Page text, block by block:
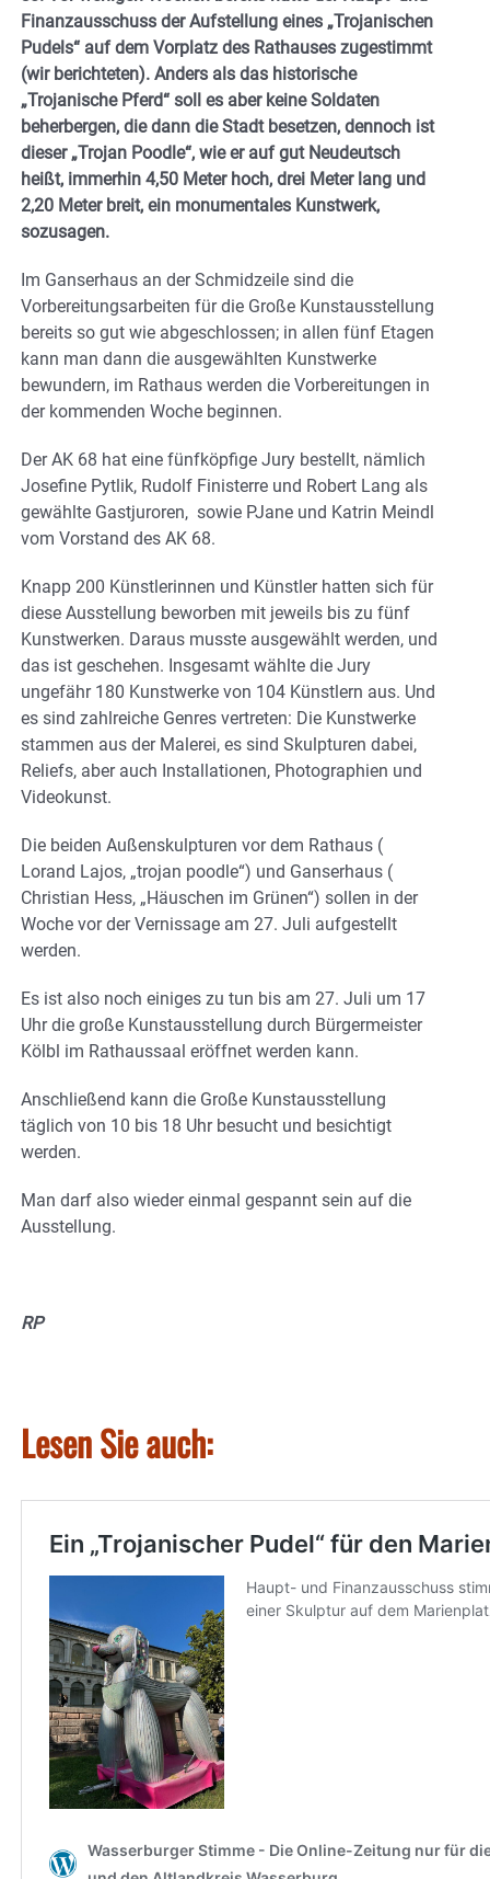
Finanzausschuss der Aufstellung eines „Trojanischen
Pudels“ auf dem Vorplatz des Rathauses zugestimmt
(wir berichteten). Anders als das historische
„Trojanische Pferd“ soll es aber keine Soldaten
beherbergen, die dann die Stadt besetzen, dennoch ist
dieser „Trojan Poodle“, wie er auf gut Neudeutsch
heißt, immerhin 4,50 Meter hoch, drei Meter lang und
2,20 Meter breit, ein monumentales Kunstwerk,
sozusagen.
Im Ganserhaus an der Schmidzeile sind die
Vorbereitungsarbeiten für die Große Kunstausstellung
bereits so gut wie abgeschlossen; in allen fünf Etagen
kann man dann die ausgewählten Kunstwerke
bewundern, im Rathaus werden die Vorbereitungen in
der kommenden Woche beginnen.
Der AK 68 hat eine fünfköpfige Jury bestellt, nämlich
Josefine Pytlik, Rudolf Finisterre und Robert Lang als
gewählte Gastjuroren, sowie PJane und Katrin Meindl
vom Vorstand des AK 68.
Knapp 200 Künstlerinnen und Künstler hatten sich für
diese Ausstellung beworben mit jeweils bis zu fünf
Kunstwerken. Daraus musste ausgewählt werden, und
das ist geschehen. Insgesamt wählte die Jury
ungefähr 180 Kunstwerke von 104 Künstlern aus. Und
es sind zahlreiche Genres vertreten: Die Kunstwerke
stammen aus der Malerei, es sind Skulpturen dabei,
Reliefs, aber auch Installationen, Photographien und
Videokunst.
Die beiden Außenskulpturen vor dem Rathaus (
Lorand Lajos, „trojan poodle“) und Ganserhaus (
Christian Hess, „Häuschen im Grünen“) sollen in der
Woche vor der Vernissage am 27. Juli aufgestellt
werden.
Es ist also noch einiges zu tun bis am 27. Juli um 17
Uhr die große Kunstausstellung durch Bürgermeister
Kölbl im Rathaussaal eröffnet werden kann.
Anschließend kann die Große Kunstausstellung
täglich von 10 bis 18 Uhr besucht und besichtigt
werden.
Man darf also wieder einmal gespannt sein auf die
Ausstellung.
RP
Lesen Sie auch: